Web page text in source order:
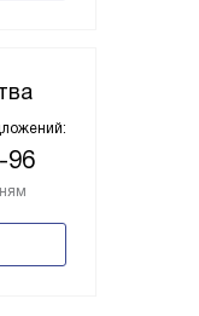
96